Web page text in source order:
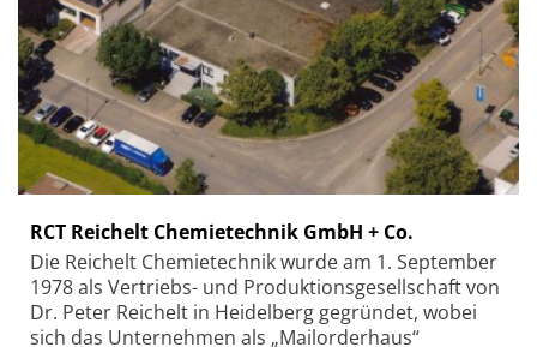
RCT Reichelt Chemietechnik GmbH + Co.
Die Reichelt Chemietechnik wurde am 1. September
1978 als Vertriebs- und Produktionsgesellschaft von
Dr. Peter Reichelt in Heidelberg gegründet, wobei
sich das Unternehmen als „Mailorderhaus“